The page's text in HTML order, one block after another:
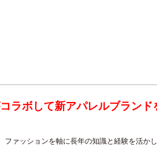
ラボして新アパレルブランド
ァッションを軸に長年の知識と経験を活か